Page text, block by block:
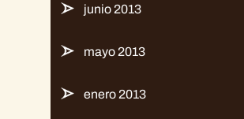
junio 2013
mayo 2013
enero 2013